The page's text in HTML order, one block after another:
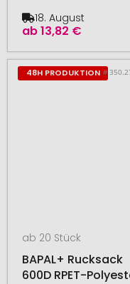
ab13,82 €
18. August
48H PRODUKTION #
ab 20 Stück
BAPAL+ Rucksack
600D RPET-